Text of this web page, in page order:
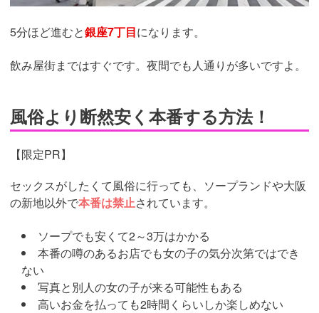
5分ほど進むと銀座7丁目になります。
飲み屋街まではすぐです。夜間でも人通りが多いですよ。
風俗より断然安く本番する方法！
【限定PR】
セックスがしたくて風俗に行っても、ソープランドや大阪
の新地以外で本番は禁止されています。
ソープでも安くて2～3万はかかる
本番の噂のあるお店でも女の子の気分次第ではでき
ない
写真と別人の女の子が来る可能性もある
高いお金を払っても2時間くらいしか楽しめない